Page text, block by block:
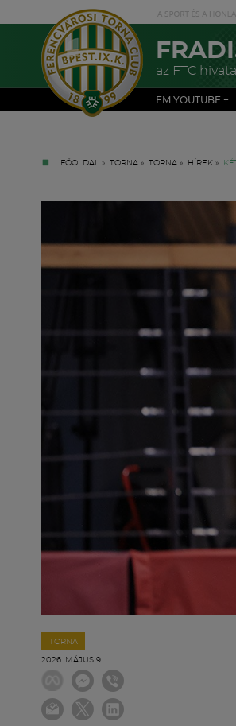
az FTC
FM YOUTUBE +
FŐOLDAL » TORNA » TORNA » HÍREK »
TORNA
2026. MÁJUS 9.